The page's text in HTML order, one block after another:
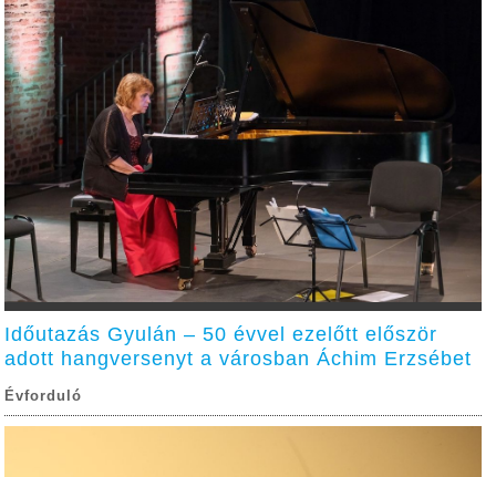
Időutazás Gyulán – 50 évvel ezelőtt először
adott hangversenyt a városban Áchim Erzsébet
Évforduló